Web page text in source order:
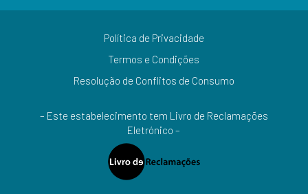
Política de Privacidade
Termos e Condições
Resolução de Conflitos de Consumo
– Este estabelecimento tem Livro de Reclamações
Eletrónico –